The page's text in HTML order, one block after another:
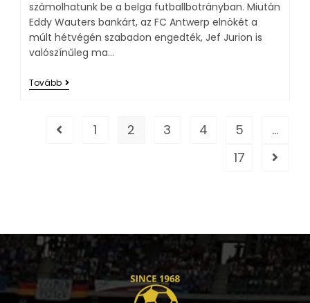
számolhatunk be a belga futballbotrányban. Miután
Eddy Wauters bankárt, az FC Antwerp elnökét a
múlt hétvégén szabadon engedték, Jef Jurion is
valószínűleg ma…
Tovább
1 2 3 4 5
…
17